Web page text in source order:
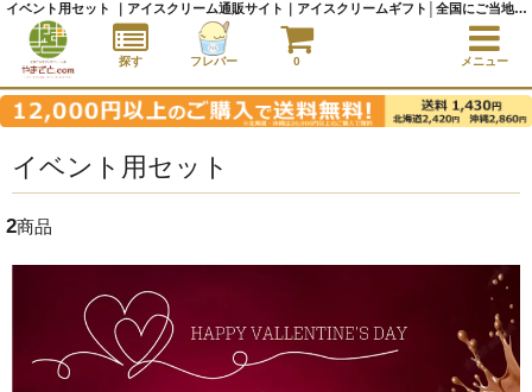
イベント用セット
2商品
イベント用セット ｜アイスクリーム通販サイト｜アイスクリームギフト│全国にご当地アイスをお届け - やまざと.com
探す フレバー 0 メニュー